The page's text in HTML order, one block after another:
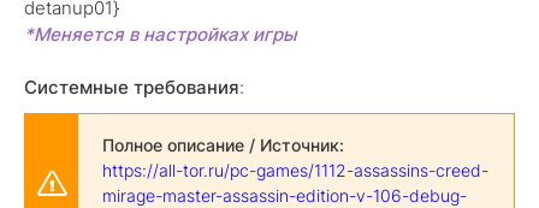
detanup01}
*Меняется в настройках игры
Системные требования:
Полное описание / Источник:
https://all-tor.ru/pc-games/1112-assassins-creed-
mirage-master-assassin-edition-v-106-debug-